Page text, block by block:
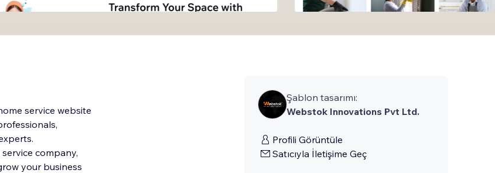
service website
company,
your business
Şablon tasarımı:
Webstok Innovations Pvt Ltd.
Profili Görüntüle
Satıcıyla İletişime Geç